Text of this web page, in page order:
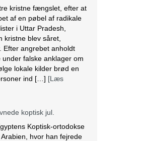
kristne fængslet, efter at
af en pøbel af radikale
i Uttar Pradesh,
kristne blev såret,
angrebet anholdt
falske anklager om
lokale kilder brød en
ind […] [Læs
koptisk jul.
Koptisk-ortodokse
hvor han fejrede